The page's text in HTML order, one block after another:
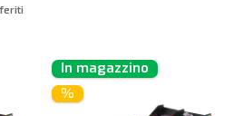
In magazzino
%